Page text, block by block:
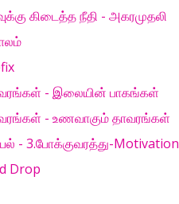
கிடைத்த நீதி - அகரமுதலி
- இலையின் பாகங்கள்
- உணவாகும் தாவரங்கள்
- 3.போக்குவரத்து-Motivation
Drop